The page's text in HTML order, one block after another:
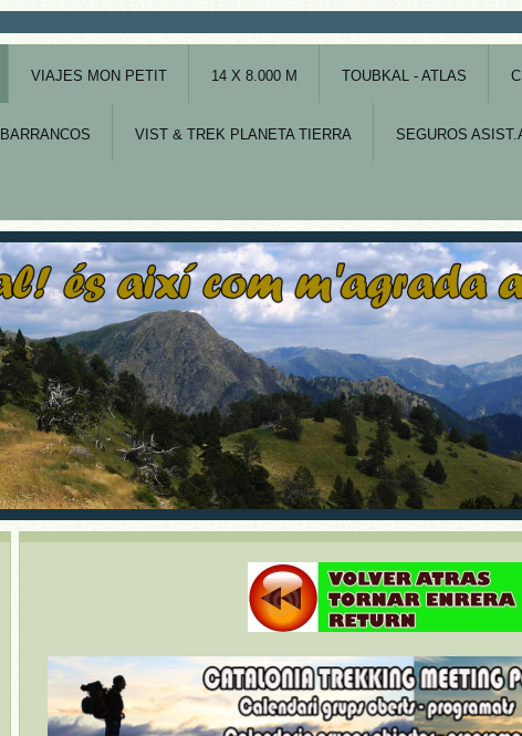
VIAJES MON PETIT 14 X 8.000 M TOUBKAL - ATLAS
VIST & TREK PLANETA TIERRA SEGUROS